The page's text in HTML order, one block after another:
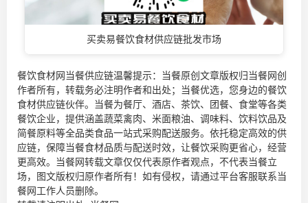
买卖易餐饮食材供应链批发市场
餐饮食材网当餐供应链温馨提示：当餐原创文章版权归当餐网创
作者所有，转载务必注明作者和出处；当餐优选，您身边的餐饮
食材供应链伙伴。当餐为餐厅、酒店、茶饮、团餐、食堂等各类
餐饮企业，提供涵盖蔬菜禽肉、米面粮油、调味料、饮料饮品及
简餐原料等全品类食品一站式采购配送服务。依托稳定高效的供
应链，保障当餐食材品质与配送时效，让餐饮采购更省心，经营
更高效。当餐网转载文章仅仅代表原作者观点，不代表当餐立
场，图文版权归原作者所有！如有侵权，请通过平台客服联系当
餐网工作人员删除。